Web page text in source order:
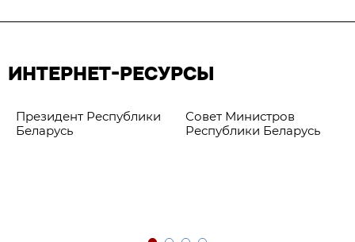
ИНТЕРНЕТ-РЕСУРСЫ
Президент Республики
Беларусь
Совет Министров
Республики Беларусь